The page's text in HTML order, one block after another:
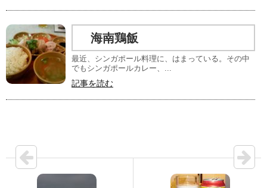
海南鶏飯
最近、シンガポール料理に、はまっている。その中
でもシンガポールカレー、...
記事を読む